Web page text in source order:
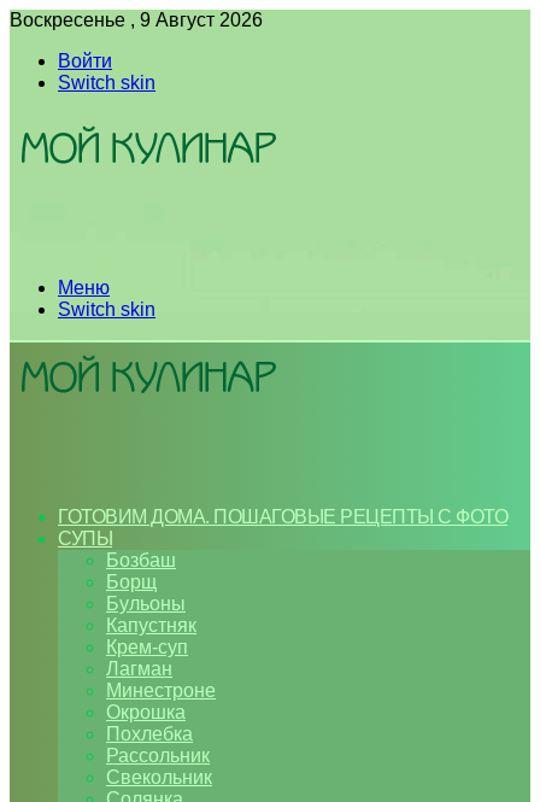
Воскресенье , 9 Август 2026
Войти
Switch skin
Меню
Switch skin
ГОТОВИМ ДОМА. ПОШАГОВЫЕ РЕЦЕПТЫ С ФОТО
СУПЫ
Бозбаш
Борщ
Бульоны
Капустняк
Крем-суп
Лагман
Минестроне
Окрошка
Похлебка
Рассольник
Свекольник